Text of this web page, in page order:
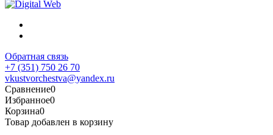
Обратная связь
+7 (351) 750 26 70
vkustvorchestva@yandex.ru
Сравнение0
Избранное0
Корзина0
Товар добавлен в корзину